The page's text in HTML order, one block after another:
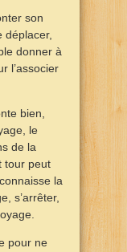
son
déplacer,
donner à
l’associer
bien,
le
de la
tour peut
la
s’arrêter,
pour ne